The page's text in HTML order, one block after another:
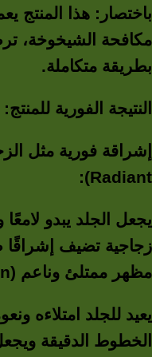
باختصار: هذا
مكافحة الشيخوخة،
بطريقة متكاملة.
النتيجة الفورية للمنتج:
Radiant):
يجعل الجلد يبدو
زجاجية تضيف إشراقًا
مظهر ممتلئ وناعم (Plump & Smooth Skin):
يعيد للجلد امتلاءه
الخطوط الدقيقة